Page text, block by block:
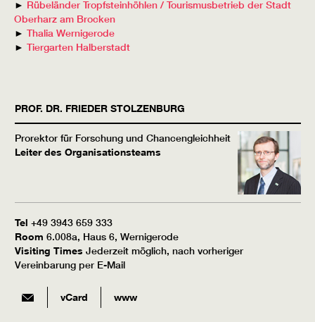
► Rübeländer Tropfsteinhöhlen / Tourismusbetrieb der Stadt
Oberharz am Brocken
► Thalia Wernigerode
► Tiergarten Halberstadt
PROF. DR. FRIEDER STOLZENBURG
Prorektor für Forschung und Chancengleichheit
Leiter des Organisationsteams
Tel +49 3943 659 333
Room 6.008a, Haus 6, Wernigerode
Visiting Times Jederzeit möglich, nach vorheriger
Vereinbarung per E-Mail
vCard www